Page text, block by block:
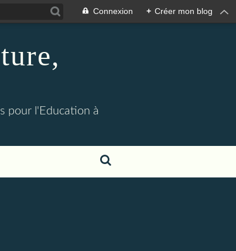
Connexion + Créer mon blog
pour l'Education à